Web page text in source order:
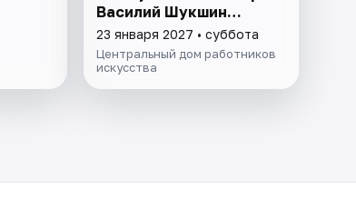
Василий Шукшин
«Энергичные люди»
23 января 2027 • суббота
Центральный дом работников
искусства